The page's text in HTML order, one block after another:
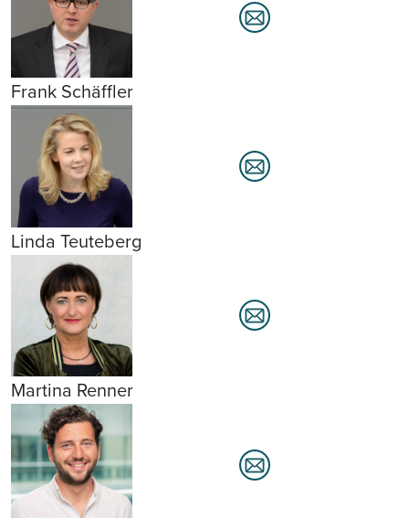
Frank Schäffler
Linda Teuteberg
Martina Renner